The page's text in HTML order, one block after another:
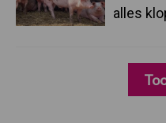
alles